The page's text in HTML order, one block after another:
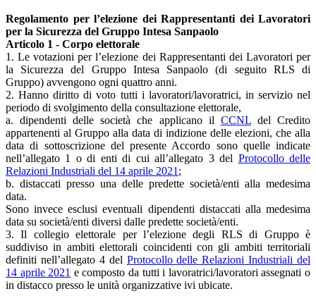
Regolamento per l’elezione dei Rappresentanti dei Lavoratori
per la Sicurezza del Gruppo Intesa Sanpaolo
Articolo 1 - Corpo elettorale
1. Le votazioni per l’elezione dei Rappresentanti dei Lavoratori per
la Sicurezza del Gruppo Intesa Sanpaolo (di seguito RLS di
Gruppo) avvengono ogni quattro anni.
2. Hanno diritto di voto tutti i lavoratori/lavoratrici, in servizio nel
periodo di svolgimento della consultazione elettorale,
a. dipendenti delle società che applicano il CCNLdel Credito
appartenenti al Gruppo alla data di indizione delle elezioni, che alla
data di sottoscrizione del presente Accordo sono quelle indicate
nell’allegato 1 o di enti di cui all’allegato 3 del Protocollo delle
Relazioni Industriali del 14 aprile 2021 ;
b. distaccati presso una delle predette società/enti alla medesima
data.
Sono invece esclusi eventuali dipendenti distaccati alla medesima
data su società/enti diversi dalle predette società/enti.
3. Il collegio elettorale per l’elezione degli RLS di Gruppo è
suddiviso in ambiti elettorali coincidenti con gli ambiti territoriali
definiti nell’allegato 4 del Protocollo delle Relazioni Industriali del
14 aprile 2021 e composto da tutti i lavoratrici/lavoratori assegnati o
in distacco presso le unità organizzative ivi ubicate.